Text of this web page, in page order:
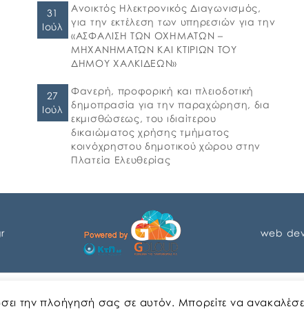
31
Ιούλ
Ανοικτός Ηλεκτρονικός Διαγωνισμός,
για την εκτέλεση των υπηρεσιών για την
«ΑΣΦΑΛΙΣΗ ΤΩΝ ΟΧΗΜΑΤΩΝ –
ΜΗΧΑΝΗΜΑΤΩΝ ΚΑΙ ΚΤΙΡΙΩΝ ΤΟΥ
ΔΗΜΟΥ ΧΑΛΚΙΔΕΩΝ»
27
Ιούλ
Φανερή, προφορική και πλειοδοτική
δημοπρασία για την παραχώρηση, δια
εκμισθώσεως, του ιδιαίτερου
δικαιώματος χρήσης τμήματος
κοινόχρηστου δημοτικού χώρου στην
Πλατεία Ελευθερίας
web
την πλοήγησή σας σε αυτόν. Μπορείτε να